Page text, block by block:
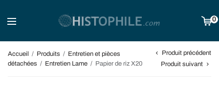
0
Accueil / Produits / Entretien et pièces
détachées / Entretien Lame / Papier de riz X20
Produit précédent
Produit suivant